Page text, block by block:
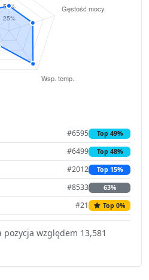
#6595 Top 49%
#6499 Top 48%
#2012 Top 15%
#8533 63%
#21 Top 0%
pozycja względem 13,581